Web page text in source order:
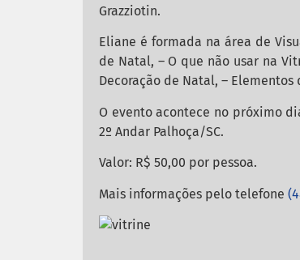
Grazziotin.
Eliane é formada na área de
de Natal, – O que não usar na
Decoração de Natal, –
O evento acontece no próximo
2º Andar Palhoça/SC.
Valor: R$ 50,00 por pessoa.
Mais informações pelo telefone